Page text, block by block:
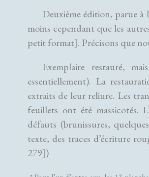
Deuxième édition, parue à
moins cependant que les
petit format]. Précisons que
Exemplaire restauré,
essentiellement). La
extraits de leur reliure. Les
feuillets ont été massicotés.
défauts (brunissures,
texte, des traces d’écriture
279])